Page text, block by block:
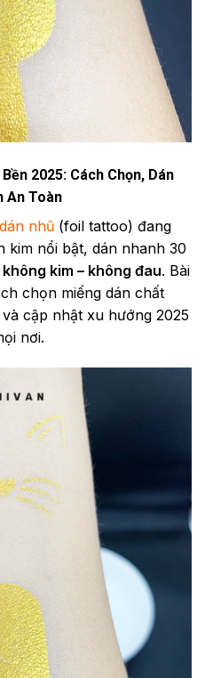
2025: Cách Chọn, Dán
An Toàn
nhũ (foil tattoo) đang
kim nổi bật, dán nhanh 30
không kim – không đau. Bài
chọn miếng dán chất
cập nhật xu hướng 2025
nơi.